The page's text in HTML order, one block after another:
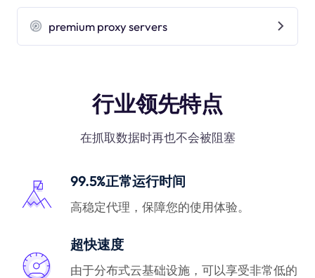
premium proxy servers
行业领先特点
在抓取数据时再也不会被阻塞
99.5%正常运行时间
高稳定代理，保障您的使用体验。
超快速度
由于分布式云基础设施，可以享受非常低的